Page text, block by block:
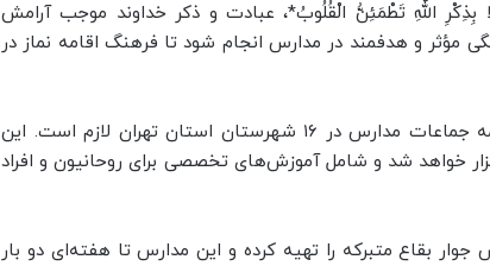
اللَّهِ تَطْمَئِنُّ الْقُلُوبُ*، عبادت و ذکر خداوند موجب آرامش
مؤثر و هدفمند در مدارس انجام شود تا فرهنگ اقامه نماز در
بهشتی افزود: برگزاری کلاس‌های آموزشی برای ائمه جماعات مدارس در ۱۶ شهرستان استان تهران لازم است. این
خواهد شد و شامل آموزش‌های تخصصی برای روحانیون و افراد
بقاع متبرکه را تهیه کرده و این مدارس تا هفته‌ای دو بار